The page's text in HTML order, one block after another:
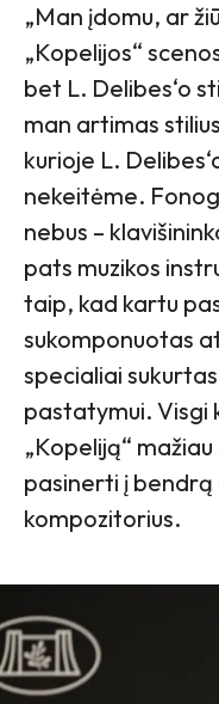
„Man įdomu, ar
„Kopelijos“
bet L. Delibes‘o
man artimas
kurioje L.
nekeitėme.
nebus –
pats muzikos
taip, kad kartu
sukomponuotas
specialiai
pastatymui. Visgi
„Kopeliją“
pasinerti į bendrą
kompozitorius.